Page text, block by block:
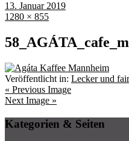
13. Januar 2019
1280 × 855
Veröffentlicht in: Lecker und
« Previous Image
Next Image »
Kategorien & Seiten